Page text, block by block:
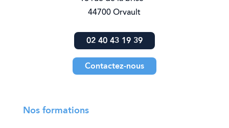
44700 Orvault
02 40 43 19 39
Contactez-nous
Nos formations